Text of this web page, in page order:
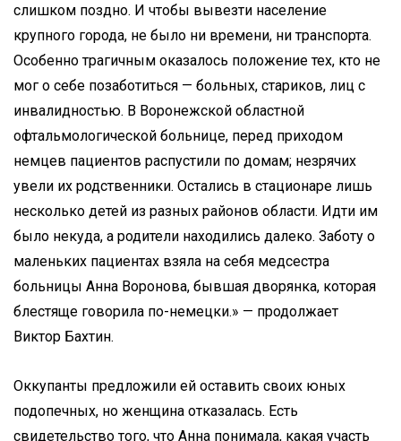
слишком поздно. И чтобы вывезти население
крупного города, не было ни времени, ни транспорта.
Особенно трагичным оказалось положение тех, кто не
мог о себе позаботиться — больных, стариков, лиц с
инвалидностью. В Воронежской областной
офтальмологической больнице, перед приходом
немцев пациентов распустили по домам; незрячих
увели их родственники. Остались в стационаре лишь
несколько детей из разных районов области. Идти им
было некуда, а родители находились далеко. Заботу о
маленьких пациентах взяла на себя медсестра
больницы Анна Воронова, бывшая дворянка, которая
блестяще говорила по-немецки.» — продолжает
Виктор Бахтин.
Оккупанты предложили ей оставить своих юных
подопечных, но женщина отказалась. Есть
свидетельство того, что Анна понимала, какая участь